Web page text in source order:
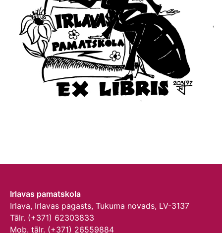
Irlavas pamatskola
Irlava, Irlavas pagasts, Tukuma novads, LV-3137
Tālr. (+371) 62303833
Mob. tālr. (+371) 26559884